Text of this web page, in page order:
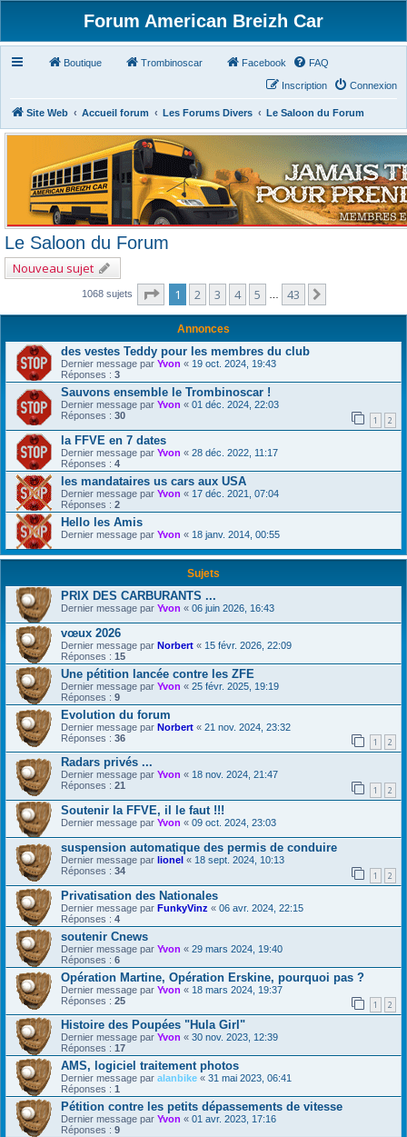
Forum American Breizh Car
Boutique Trombinoscar Facebook FAQ
Connexion
Inscription
Site Web Accueil forum Les Forums Divers Le Saloon du Forum
Le Saloon du Forum
Nouveau sujet
1068 sujets Page 1sur
1 2 3 4 5 43
Annonces
des vestes Teddy pour les membres du club
Dernier message par Yvon « 19 oct. 2024, 19:43
Réponses : 3
Sauvons ensemble le Trombinoscar !
Dernier message par Yvon « 01 déc. 2024, 22:03
Réponses : 30 1 2
la FFVE en 7 dates
Dernier message par Yvon « 28 déc. 2022, 11:17
Réponses : 4
les mandataires us cars aux USA
Dernier message par Yvon « 17 déc. 2021, 07:04
Réponses : 2
Hello les Amis
Dernier message par Yvon « 18 janv. 2014, 00:55
Sujets
PRIX DES CARBURANTS ...
Dernier message par Yvon « 06 juin 2026, 16:43
vœux 2026
Dernier message par Norbert « 15 févr. 2026, 22:09
Réponses : 15
Une pétition lancée contre les ZFE
Dernier message par Yvon « 25 févr. 2025, 19:19
Réponses : 9
Evolution du forum
Dernier message par Norbert « 21 nov. 2024, 23:32
Réponses : 36 1 2
Radars privés ...
Dernier message par Yvon « 18 nov. 2024, 21:47
Réponses : 21 1 2
Soutenir la FFVE, il le faut !!!
Dernier message par Yvon « 09 oct. 2024, 23:03
suspension automatique des permis de conduire
Dernier message par lionel « 18 sept. 2024, 10:13
Réponses : 34 1 2
Privatisation des Nationales
Dernier message par FunkyVinz « 06 avr. 2024, 22:15
Réponses : 4
soutenir Cnews
Dernier message par Yvon « 29 mars 2024, 19:40
Réponses : 6
Opération Martine, Opération Erskine, pourquoi pas ?
Dernier message par Yvon « 18 mars 2024, 19:37
Réponses : 25 1 2
Histoire des Poupées "Hula Girl"
Dernier message par Yvon « 30 nov. 2023, 12:39
Réponses : 17
AMS, logiciel traitement photos
Dernier message par alanbike « 31 mai 2023, 06:41
Réponses : 1
Pétition contre les petits dépassements de vitesse
Dernier message par Yvon « 01 avr. 2023, 17:16
Réponses : 9